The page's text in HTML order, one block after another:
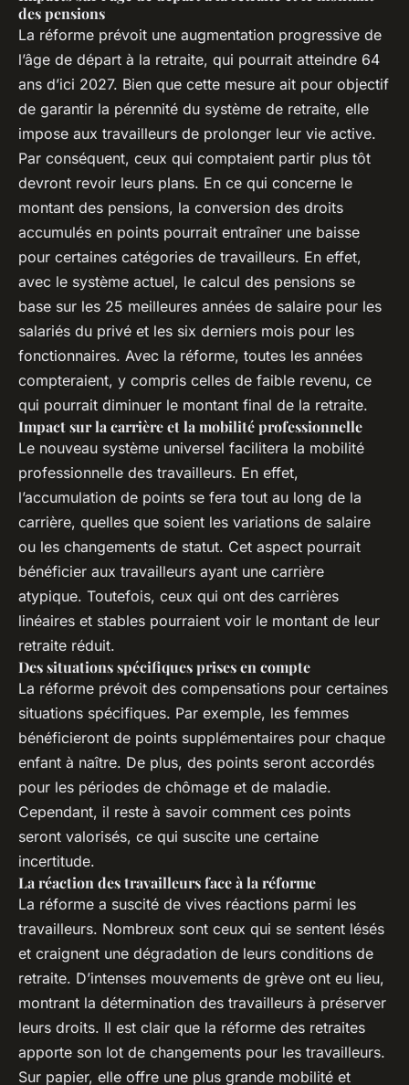
des pensions
La réforme prévoit une augmentation progressive de
l’âge de départ à la retraite, qui pourrait atteindre 64
ans d’ici 2027. Bien que cette mesure ait pour objectif
de garantir la pérennité du système de retraite, elle
impose aux travailleurs de prolonger leur vie active.
Par conséquent, ceux qui comptaient partir plus tôt
devront revoir leurs plans. En ce qui concerne le
montant des pensions, la conversion des droits
accumulés en points pourrait entraîner une baisse
pour certaines catégories de travailleurs. En effet,
avec le système actuel, le calcul des pensions se
base sur les 25 meilleures années de salaire pour les
salariés du privé et les six derniers mois pour les
fonctionnaires. Avec la réforme, toutes les années
compteraient, y compris celles de faible revenu, ce
qui pourrait diminuer le montant final de la retraite.
Impact sur la carrière et la mobilité professionnelle
Le nouveau système universel facilitera la mobilité
professionnelle des travailleurs. En effet,
l’accumulation de points se fera tout au long de la
carrière, quelles que soient les variations de salaire
ou les changements de statut. Cet aspect pourrait
bénéficier aux travailleurs ayant une carrière
atypique. Toutefois, ceux qui ont des carrières
linéaires et stables pourraient voir le montant de leur
retraite réduit.
Des situations spécifiques prises en compte
La réforme prévoit des compensations pour certaines
situations spécifiques. Par exemple, les femmes
bénéficieront de points supplémentaires pour chaque
enfant à naître. De plus, des points seront accordés
pour les périodes de chômage et de maladie.
Cependant, il reste à savoir comment ces points
seront valorisés, ce qui suscite une certaine
incertitude.
La réaction des travailleurs face à la réforme
La réforme a suscité de vives réactions parmi les
travailleurs. Nombreux sont ceux qui se sentent lésés
et craignent une dégradation de leurs conditions de
retraite. D’intenses mouvements de grève ont eu lieu,
montrant la détermination des travailleurs à préserver
leurs droits. Il est clair que la réforme des retraites
apporte son lot de changements pour les travailleurs.
Sur papier, elle offre une plus grande mobilité et